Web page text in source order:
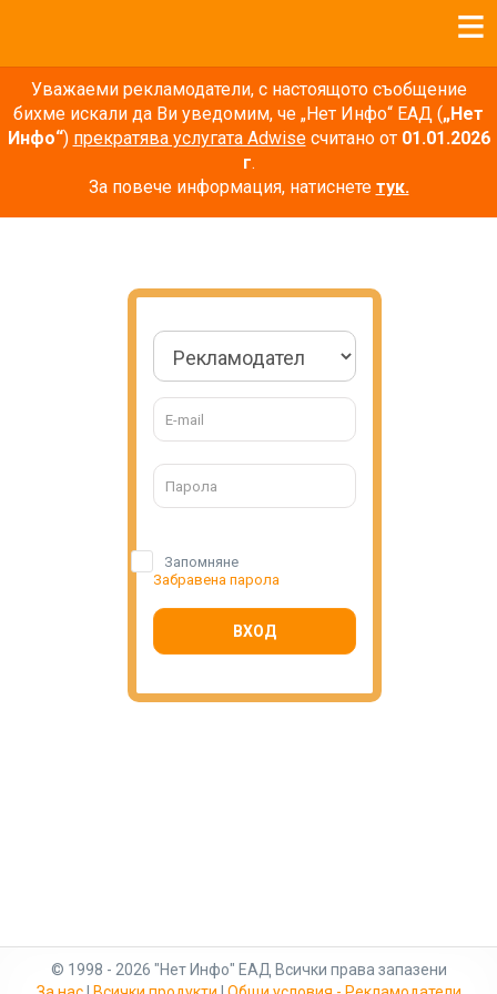
Уважаеми рекламодатели, с настоящото съобщение
бихме искали да Ви уведомим, че „Нет Инфо“ ЕАД („Нет
Инфо“) прекратява услугата Adwiseсчитано от 01.01.2026
г.
За повече информация, натиснете тук.
Запомняне
Забравена парола
ВХОД
© 1998 - 2026 "Нет Инфо" ЕАД Всички права запазени